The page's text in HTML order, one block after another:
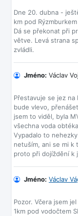
Dne 20. dubna -
km pod
Dá se překonat při
větve. Levá strana
Jméno: Václav
Přestavuje se jez na
bude vlevo,
jsem to viděl, byla
všechna voda
Vypadalo to
netuším, ani se mi k
Jméno: Václav
Pozor. Včera jsem
1km pod vodočtem